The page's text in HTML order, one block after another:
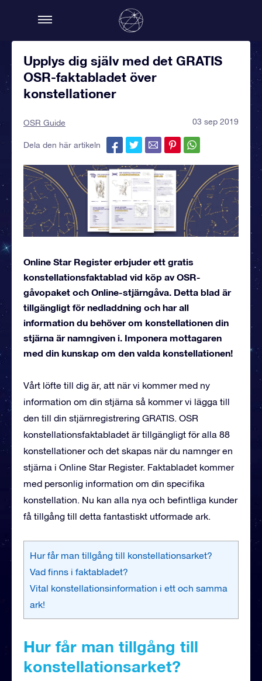
Upplys dig själv med det GRATIS
OSR-faktabladet över
konstellationer
OSR Guide 03 sep 2019
Dela den här artikeln
Online Star Register erbjuder ett gratis
konstellationsfaktablad vid köp av OSR-
gåvopaket och Online-stjärngåva. Detta blad är
tillgängligt för nedladdning och har all
information du behöver om konstellationen din
stjärna är namngiven i. Imponera mottagaren
med din kunskap om den valda konstellationen!
Vårt löfte till dig är, att när vi kommer med ny
information om din stjärna så kommer vi lägga till
den till din stjärnregistrering GRATIS. OSR
konstellationsfaktabladet är tillgängligt för alla 88
konstellationer och det skapas när du namnger en
stjärna i Online Star Register. Faktabladet kommer
med personlig information om din specifika
konstellation. Nu kan alla nya och befintliga kunder
få tillgång till detta fantastiskt utformade ark.
Hur får man tillgång till konstellationsarket?
Vad finns i faktabladet?
Vital konstellationsinformation i ett och samma
ark!
Hur får man tillgång till
konstellationsarket?